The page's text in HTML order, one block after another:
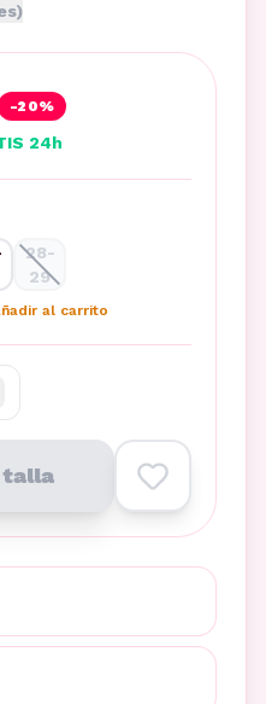
-20%
24h
28-
29
al carrito
talla